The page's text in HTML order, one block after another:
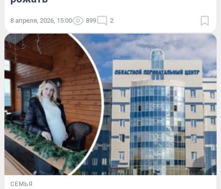
8 апреля, 2026, 15:00 899 2
СЕМЬЯ